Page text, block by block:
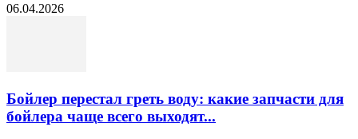
06.04.2026
Бойлер перестал греть воду: какие запчасти для
бойлера чаще всего выходят...